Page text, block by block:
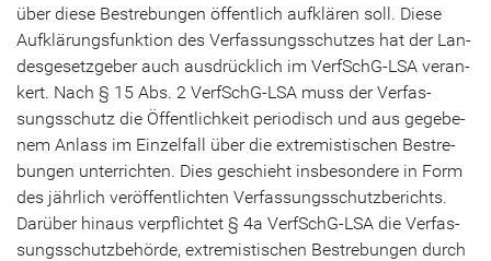
über diese Be­stre­bun­gen öf­fent­lich auf­klä­ren soll. Diese
Auf­klä­rungs­funk­ti­on des Ver­fas­sungs­schut­zes hat der Lan­
des­ge­setz­ge­ber auch aus­drück­lich im VerfSchG-​LSA ver­an­
kert. Nach § 15 Abs. 2 VerfSchG-​LSA muss der Ver­fas­
sungs­schutz die Öf­fent­lich­keit pe­ri­odisch und aus ge­ge­be­
nem An­lass im Ein­zel­fall über die ex­tre­mis­ti­schen Be­stre­
bun­gen un­ter­rich­ten. Dies ge­schieht ins­be­son­de­re in Form
des jähr­lich ver­öf­fent­lich­ten Ver­fas­sungs­schutz­be­richts.
Dar­über hin­aus ver­pflich­tet § 4a VerfSchG-​LSA die Ver­fas­
sungs­schutz­be­hör­de, ex­tre­mis­ti­schen Be­stre­bun­gen durch